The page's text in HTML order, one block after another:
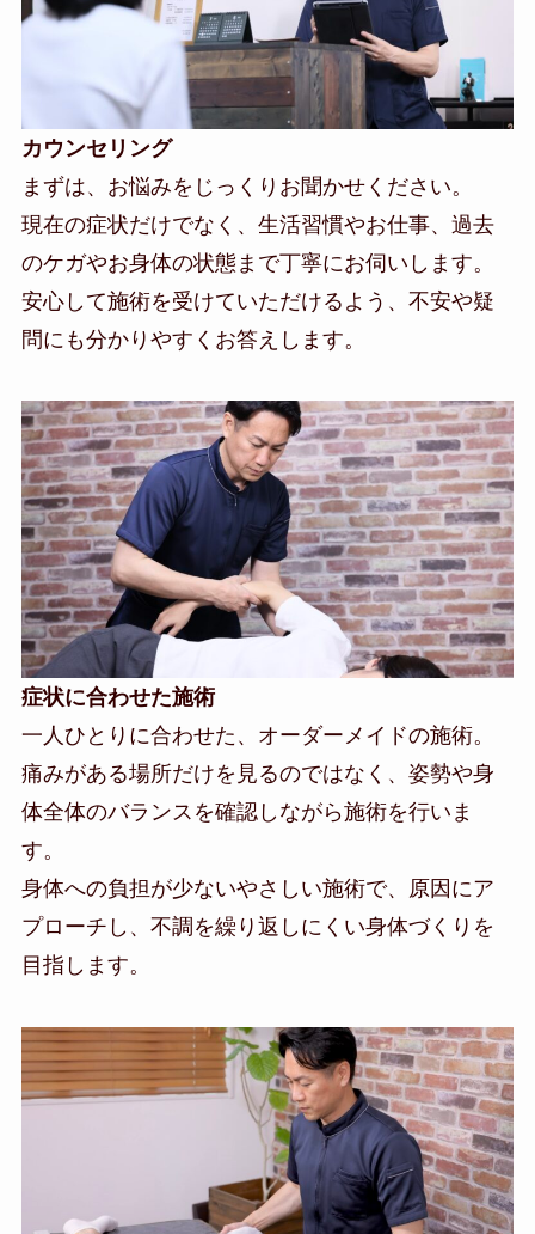
カウンセリング
まずは、お悩みをじっくりお聞かせください。
現在の症状だけでなく、生活習慣やお仕事、過去
のケガやお身体の状態まで丁寧にお伺いします。
安心して施術を受けていただけるよう、不安や疑
問にも分かりやすくお答えします。
症状に合わせた施術
一人ひとりに合わせた、オーダーメイドの施術。
痛みがある場所だけを見るのではなく、姿勢や身
体全体のバランスを確認しながら施術を行いま
す。
身体への負担が少ないやさしい施術で、原因にア
プローチし、不調を繰り返しにくい身体づくりを
目指します。